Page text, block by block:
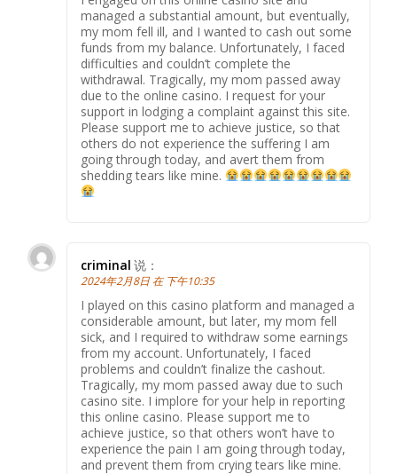
managed a substantial amount, but eventually,
my mom fell ill, and I wanted to cash out some
funds from my balance. Unfortunately, I faced
difficulties and couldn’t complete the
withdrawal. Tragically, my mom passed away
due to the online casino. I request for your
support in lodging a complaint against this site.
Please support me to achieve justice, so that
others do not experience the suffering I am
going through today, and avert them from
shedding tears like mine.
criminal 说：
2024年2月8日 在 下午10:35
I played on this casino platform and managed a
considerable amount, but later, my mom fell
sick, and I required to withdraw some earnings
from my account. Unfortunately, I faced
problems and couldn’t finalize the cashout.
Tragically, my mom passed away due to such
casino site. I implore for your help in reporting
this online casino. Please support me to
achieve justice, so that others won’t have to
experience the pain I am going through today,
and prevent them from crying tears like mine.